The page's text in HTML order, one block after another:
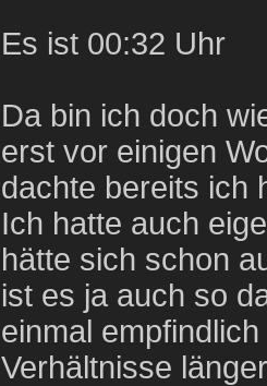
Es ist 00:32 Uhr
Da bin ich doch
erst vor einigen
dachte bereits ich
Ich hatte auch
hätte sich schon
ist es ja auch so
einmal
Verhältnisse